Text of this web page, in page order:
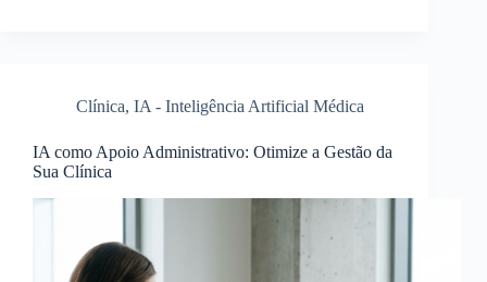
Clínica, IA - Inteligência Artificial Médica
IA como Apoio Administrativo: Otimize a Gestão da
Sua Clínica